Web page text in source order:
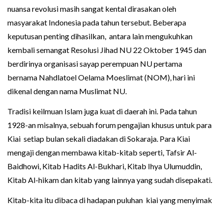
nuansa revolusi masih sangat kental dirasakan oleh
masyarakat Indonesia pada tahun tersebut. Beberapa
keputusan penting dihasilkan, antara lain mengukuhkan
kembali semangat Resolusi Jihad NU 22 Oktober 1945 dan
berdirinya organisasi sayap perempuan NU pertama
bernama Nahdlatoel Oelama Moeslimat (NOM), hari ini
dikenal dengan nama Muslimat NU.
Tradisi keilmuan Islam juga kuat di daerah ini. Pada tahun
1928-an misalnya, sebuah forum pengajian khusus untuk para
Kiai setiap bulan sekali diadakan di Sokaraja. Para Kiai
mengaji dengan membawa kitab-kitab seperti, Tafsir Al-
Baidhowi, Kitab Hadits Al-Bukhari, Kitab Ihya Ulumuddin,
Kitab Al-hikam dan kitab yang lainnya yang sudah disepakati.
Kitab-kita itu dibaca di hadapan puluhan kiai yang menyimak